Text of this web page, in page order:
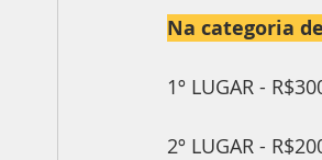
Na categoria
1º LUGAR -
2º LUGAR -